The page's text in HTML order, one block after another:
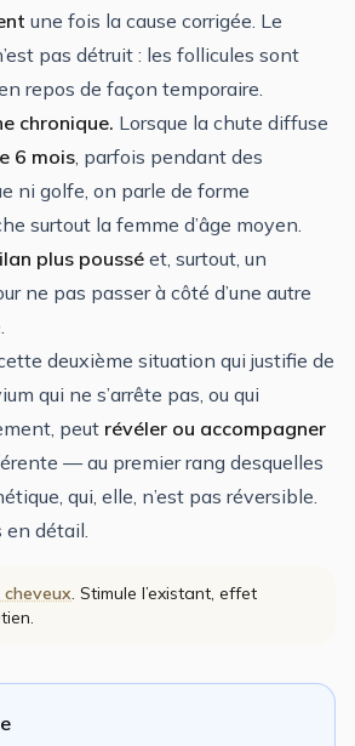
une fois la cause corrigée. Le
pas détruit : les follicules sont
repos de façon temporaire.
chronique. Lorsque la chute diffuse
6 mois , parfois pendant des
ni golfe, on parle de forme
surtout la femme d’âge moyen.
plus poussé et, surtout, un
ne pas passer à côté d’une autre
deuxième situation qui justifie de
qui ne s’arrête pas, ou qui
peut révéler ou accompagner
— au premier rang desquelles
qui, elle, n’est pas réversible.
détail.
cheveux. Stimule l’existant, effet